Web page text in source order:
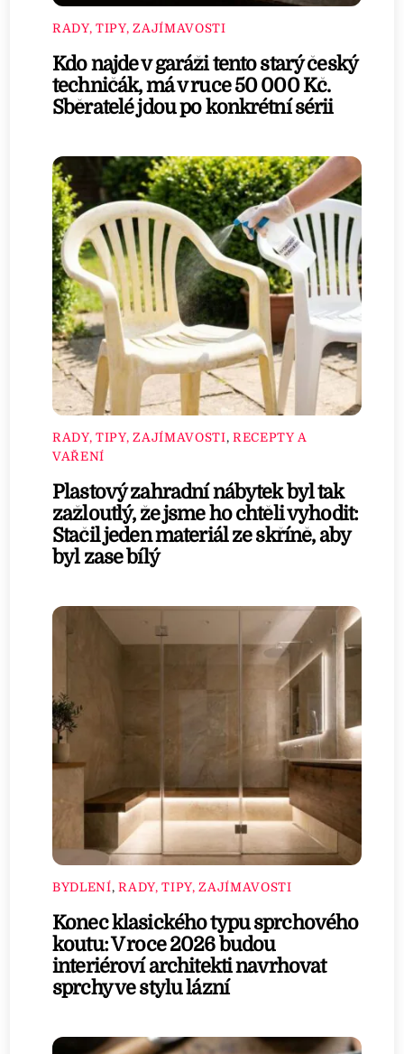
RADY, TIPY, ZAJÍMAVOSTI
Kdo najde v garáži tento starý český
techničák, má v ruce 50 000 Kč.
Sběratelé jdou po konkrétní sérii
RADY, TIPY, ZAJÍMAVOSTI, RECEPTY A
VAŘENÍ
Plastový zahradní nábytek byl tak
zažloutlý, že jsme ho chtěli vyhodit:
Stačil jeden materiál ze skříně, aby
byl zase bílý
BYDLENÍ,RADY, TIPY, ZAJÍMAVOSTI
Konec klasického typu sprchového
koutu: V roce 2026 budou
interiéroví architekti navrhovat
sprchy ve stylu lázní